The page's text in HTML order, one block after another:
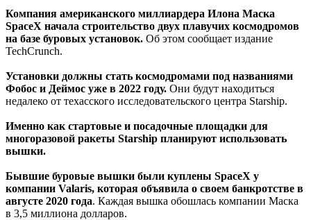
Компания американского миллиардера Илона Маска
SpaceX начала строительство двух плавучих космодромов
на базе буровых установок. Об этом сообщает издание
TechCrunch.
Установки должны стать космодромами под названиями
Фобос и Деймос уже в 2022 году. Они будут находиться
недалеко от техасского исследовательского центра Starship.
Именно как стартовые и посадочные площадки для
многоразовой ракеты Starship планируют использовать
вышки.
Бывшие буровые вышки были куплены SpaceX у
компании Valaris, которая объявила о своем банкротстве в
августе 2020 года. Каждая вышка обошлась компании Маска
в 3,5 миллиона долларов.